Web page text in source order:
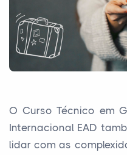
O Curso Técnico em
Internacional EAD
lidar com as